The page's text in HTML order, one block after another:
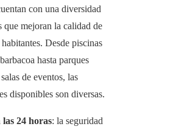
con una diversidad
que mejoran la calidad de
Desde piscinas
hasta parques
de eventos, las
disponibles son diversas.
24 horas: la seguridad